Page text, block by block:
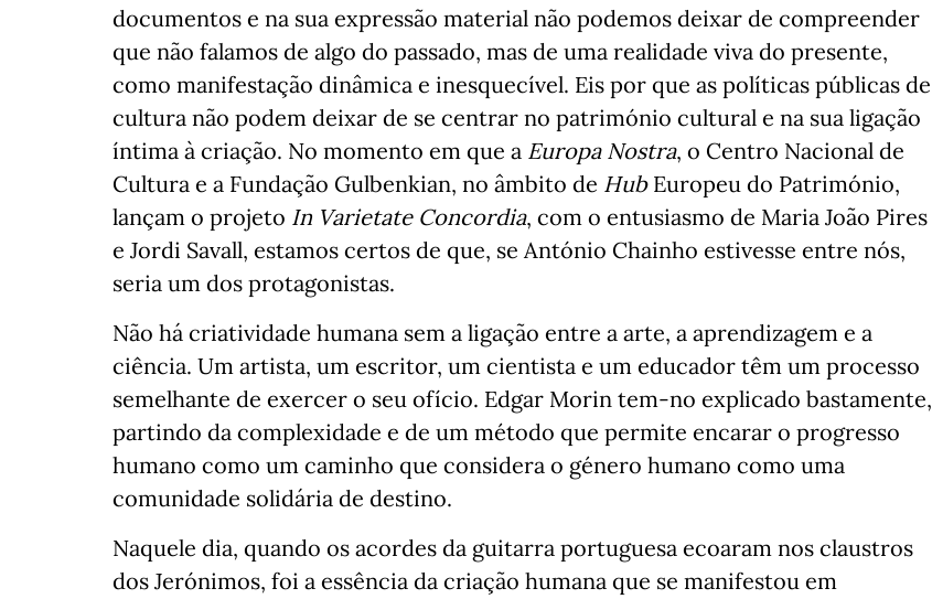
documentos e na sua expressão material não podemos deixar de compreender
que não falamos de algo do passado, mas de uma realidade viva do presente,
como manifestação dinâmica e inesquecível. Eis por que as políticas públicas de
cultura não podem deixar de se centrar no património cultural e na sua ligação
íntima à criação. No momento em que a Europa Nostra, o Centro Nacional de
Cultura e a Fundação Gulbenkian, no âmbito de HubEuropeu do Património,
lançam o projeto In Varietate Concordia, com o entusiasmo de Maria João Pires
e Jordi Savall, estamos certos de que, se António Chainho estivesse entre nós,
seria um dos protagonistas.
Não há criatividade humana sem a ligação entre a arte, a aprendizagem e a
ciência. Um artista, um escritor, um cientista e um educador têm um processo
semelhante de exercer o seu ofício. Edgar Morin tem-no explicado bastamente,
partindo da complexidade e de um método que permite encarar o progresso
humano como um caminho que considera o género humano como uma
comunidade solidária de destino.
Naquele dia, quando os acordes da guitarra portuguesa ecoaram nos claustros
dos Jerónimos, foi a essência da criação humana que se manifestou em